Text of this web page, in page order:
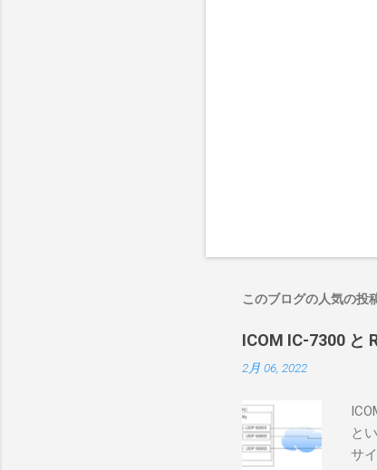
このブログの人気の投
ICOM IC-7300 と
2月 06, 2022
と
サ